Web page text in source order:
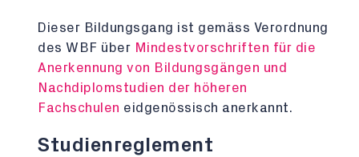
Dieser Bildungsgang ist gemäss Verordnung
des WBF über Mindestvorschriften für die
Anerkennung von Bildungsgängen und
Nachdiplomstudien der höheren
Fachschulen eidgenössisch anerkannt.
Studienreglement